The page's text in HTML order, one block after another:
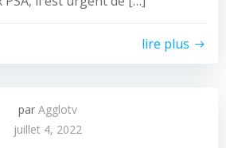
lire plus
par Agglotv
juillet 4, 2022